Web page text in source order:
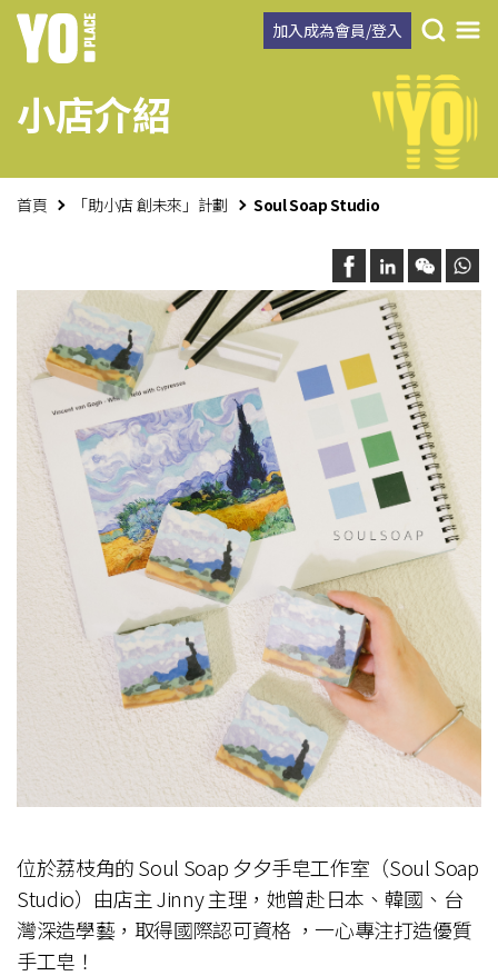
加入成為會員/登入
小店介紹
首頁 「助小店 創未來」計劃 Soul Soap Studio
位於荔枝角的 Soul Soap 夕夕手皂工作室（Soul Soap
Studio）由店主 Jinny 主理，她曾赴日本、韓國、台
灣深造學藝，取得國際認可資格 ，一心專注打造優質
手工皂！